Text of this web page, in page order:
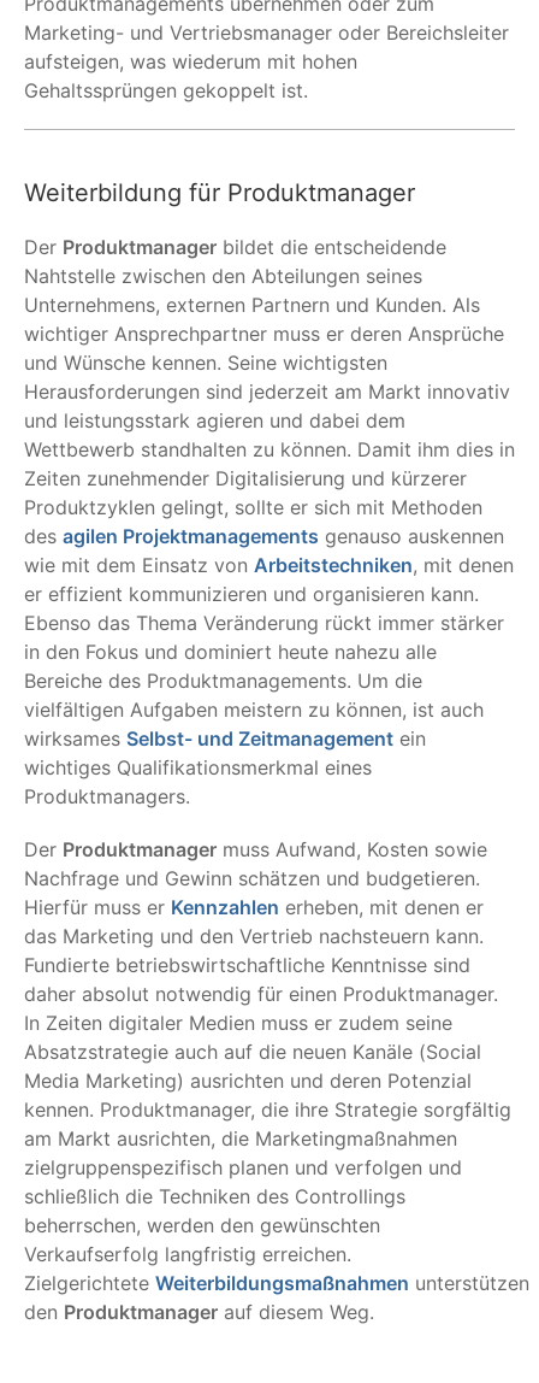
Marketing- und Vertriebsmanager oder Bereichsleiter
aufsteigen, was wiederum mit hohen
Gehaltssprüngen gekoppelt ist.
Weiterbildung für Produktmanager
Der Produktmanager bildet die entscheidende
Nahtstelle zwischen den Abteilungen seines
Unternehmens, externen Partnern und Kunden. Als
wichtiger Ansprechpartner muss er deren Ansprüche
und Wünsche kennen. Seine wichtigsten
Herausforderungen sind jederzeit am Markt innovativ
und leistungsstark agieren und dabei dem
Wettbewerb standhalten zu können. Damit ihm dies in
Zeiten zunehmender Digitalisierung und kürzerer
Produktzyklen gelingt, sollte er sich mit Methoden
des agilen Projektmanagements genauso auskennen
wie mit dem Einsatz von Arbeitstechniken, mit denen
er effizient kommunizieren und organisieren kann.
Ebenso das Thema Veränderung rückt immer stärker
in den Fokus und dominiert heute nahezu alle
Bereiche des Produktmanagements. Um die
vielfältigen Aufgaben meistern zu können, ist auch
wirksames Selbst- und Zeitmanagement ein
wichtiges Qualifikationsmerkmal eines
Produktmanagers.
Der Produktmanager muss Aufwand, Kosten sowie
Nachfrage und Gewinn schätzen und budgetieren.
Hierfür muss er Kennzahlen erheben, mit denen er
das Marketing und den Vertrieb nachsteuern kann.
Fundierte betriebswirtschaftliche Kenntnisse sind
daher absolut notwendig für einen Produktmanager.
In Zeiten digitaler Medien muss er zudem seine
Absatzstrategie auch auf die neuen Kanäle (Social
Media Marketing) ausrichten und deren Potenzial
kennen. Produktmanager, die ihre Strategie sorgfältig
am Markt ausrichten, die Marketingmaßnahmen
zielgruppenspezifisch planen und verfolgen und
schließlich die Techniken des Controllings
beherrschen, werden den gewünschten
Verkaufserfolg langfristig erreichen.
Zielgerichtete Weiterbildungsmaßnahmen unterstützen
den Produktmanager auf diesem Weg.